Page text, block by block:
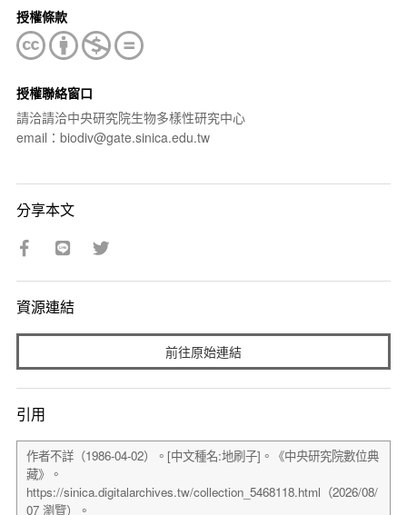
授權條款
授權聯絡窗口
請洽請洽中央研究院生物多樣性研究中心
email：biodiv@gate.sinica.edu.tw
分享本文
資源連結
前往原始連結
引用